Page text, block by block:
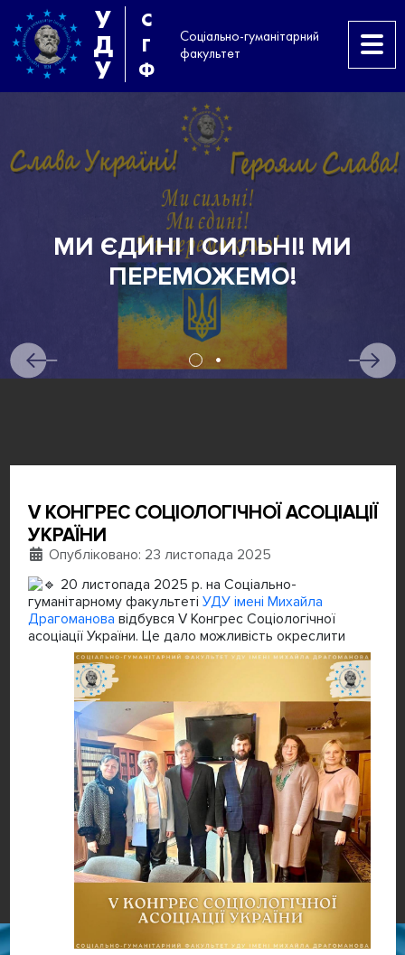
У
Д
У
С
Г
Ф
Соціально-гуманітарний
факультет
МИ
V КОНГРЕС СОЦІОЛОГІЧНОЇ АСОЦІАЦІЇ
УКРАЇНИ
Деталі
Опубліковано: 23 листопада 2025
20 листопада 2025 р. на Соціально-
гуманітарному факультеті УДУ імені Михайла
Драгоманова відбувся V Конгрес Соціологічної
асоціації України. Це дало можливість окреслити